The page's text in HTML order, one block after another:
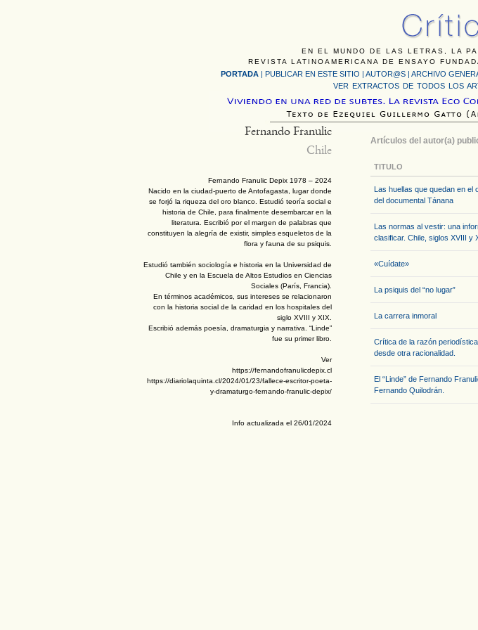
EN EL MUNDO DE LAS LETRAS, LA
REVISTA LATINOAMERICANA DE ENSAYO
PORTADA | PUBLICAR EN ESTE SITIO | AUTOR@S | ARCHIVO
VER EXTRACTOS DE TODOS LOS
Fernando Franulic
Chile
Fernando Franulic Depix 1978 – 2024
Nacido en la ciudad-puerto de Antofagasta, lugar donde
se forjó la riqueza del oro blanco. Estudió teoría social e
historia de Chile, para finalmente desembarcar en la
literatura. Escribió por el margen de palabras que
constituyen la alegría de existir, simples esqueletos de la
flora y fauna de su psiquis.
Estudió también sociología e historia en la Universidad de
Chile y en la Escuela de Altos Estudios en Ciencias
Sociales (París, Francia).
En términos académicos, sus intereses se relacionaron
con la historia social de la caridad en los hospitales del
siglo XVIII y XIX.
Escribió además poesía, dramaturgia y narrativa. “Linde”
fue su primer libro.
Ver
https://fernandofranulicdepix.cl
https://diariolaquinta.cl/2024/01/23/fallece-escritor-poeta-
y-dramaturgo-fernando-franulic-depix/
Info actualizada el 26/01/2024
Artículos del autor(a)
TITULO
Las huellas que quedan en el
del documental Tánana
Las normas al vestir: una
clasificar. Chile, siglos XVIII y
«Cuídate»
La psiquis del “no lugar”
La carrera inmoral
Crítica de la razón
desde otra racionalidad.
El “Linde” de Fernando
Fernando Quilodrán.